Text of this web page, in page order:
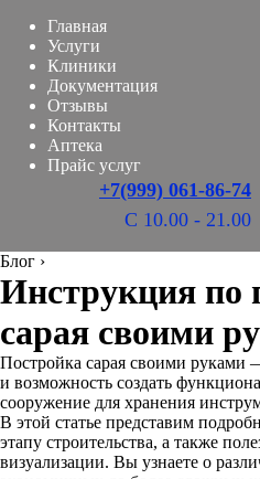
Главная
Услуги
Клиники
Документация
Отзывы
Контакты
Аптека
Прайс услуг
+7(999) 061-86-74
С 10.00 - 21.00
Блог ›
Инструкция по
сарая своими
Постройка сарая своими руками
и возможность создать
сооружение для хранения
В этой статье представим
этапу строительства, а также
визуализации. Вы узнаете о